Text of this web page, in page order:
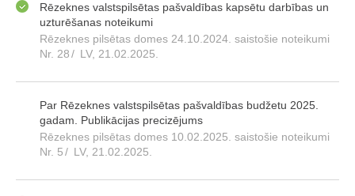
Rēzeknes valstspilsētas pašvaldības kapsētu darbības un
uzturēšanas noteikumi
Rēzeknes pilsētas domes 24.10.2024. saistošie noteikumi
Nr. 28/ LV, 21.02.2025.
Par Rēzeknes valstspilsētas pašvaldības budžetu 2025.
gadam. Publikācijas precizējums
Rēzeknes pilsētas domes 10.02.2025. saistošie noteikumi
Nr. 5/ LV, 21.02.2025.